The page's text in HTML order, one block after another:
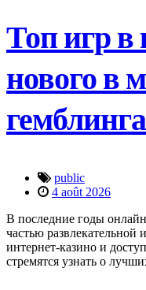
Топ игр в
нового в
public
4 août 2026
В последние годы
частью развлекательной
интернет-казино и
стремятся узнать о